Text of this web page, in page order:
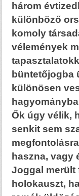
három
különböző
komoly
vélemények
büntetőjogba
különösen
Ők úgy vélik,
senkit sem
haszna, vagy
Joggal merült
holokauszt,